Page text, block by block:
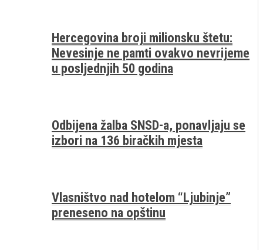
Hercegovina broji milionsku štetu:
Nevesinje ne pamti ovakvo nevrijeme
u posljednjih 50 godina
Odbijena žalba SNSD-a, ponavljaju se
izbori na 136 biračkih mjesta
Vlasništvo nad hotelom “Ljubinje”
preneseno na opštinu